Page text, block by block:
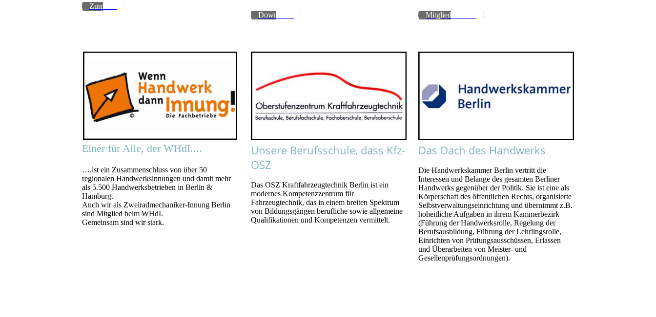
Zum Job
Downloads Mitglied werden
Einer für Alle, der WHdI....
….ist ein Zusammenschluss von über 50
regionalen Handwerksinnungen und damit mehr
als 5.500 Handwerksbetrieben in Berlin &
Hamburg.
Auch wir als Zweiradmechaniker-Innung Berlin
sind Mitglied beim WHdI.
Gemeinsam sind wir stark.
Unsere Berufsschule, dass Kfz-
OSZ
Das OSZ Kraftfahrzeugtechnik Berlin ist ein
modernes Kompetenzzentrum für
Fahrzeugtechnik, das in einem breiten Spektrum
von Bildungsgängen berufliche sowie allgemeine
Qualifikationen und Kompetenzen vermittelt.
Das Dach des Handwerks
Die Handwerkskammer Berlin vertritt die
Interessen und Belange des gesamten Berliner
Handwerks gegenüber der Politik. Sie ist eine als
Körperschaft des öffentlichen Rechts, organisierte
Selbstverwaltungseinrichtung und übernimmt z.B.
hoheitliche Aufgaben in ihrem Kammerbezirk
(Führung der Handwerksrolle, Regelung der
Berufsausbildung, Führung der Lehrlingsrolle,
Einrichten von Prüfungsausschüssen, Erlassen
und Überarbeiten von Meister- und
Gesellenprüfungsordnungen).